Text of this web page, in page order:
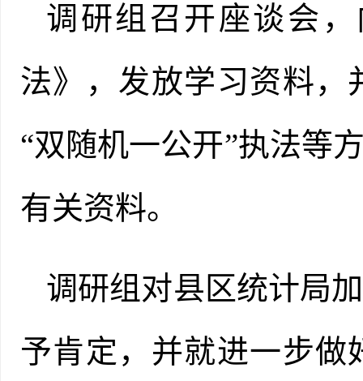
调研组召开座谈会，
法》
， 发放学习资料，
“双随机一公开”执法等
有关资料。
调研组对县区统计局
予肯定，并就进一步做